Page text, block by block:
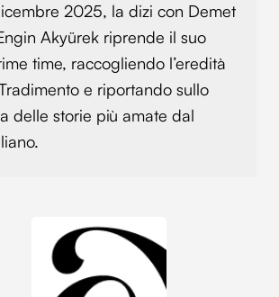
2025, la dizi con Demet
Akyürek riprende il suo
time, raccogliendo l’eredità
e riportando sullo
delle storie più amate dal